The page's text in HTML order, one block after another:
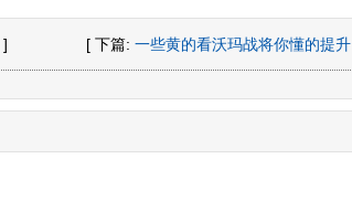
] [ 下篇: 一些黄的看沃玛战将你懂的提升